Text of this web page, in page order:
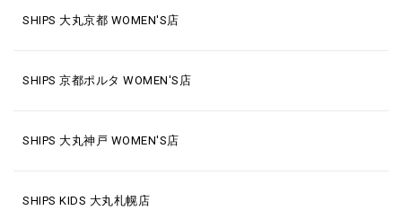
SHIPS 大丸京都 WOMEN'S店
SHIPS 京都ポルタ WOMEN'S店
SHIPS 大丸神戸 WOMEN'S店
SHIPS KIDS 大丸札幌店